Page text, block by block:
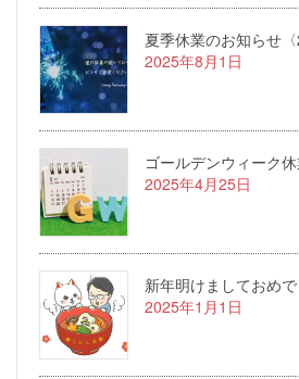
夏季休業のお知らせ〈
2025年8月1日
ゴールデンウィーク
2025年4月25日
新年明けましておめ
2025年1月1日